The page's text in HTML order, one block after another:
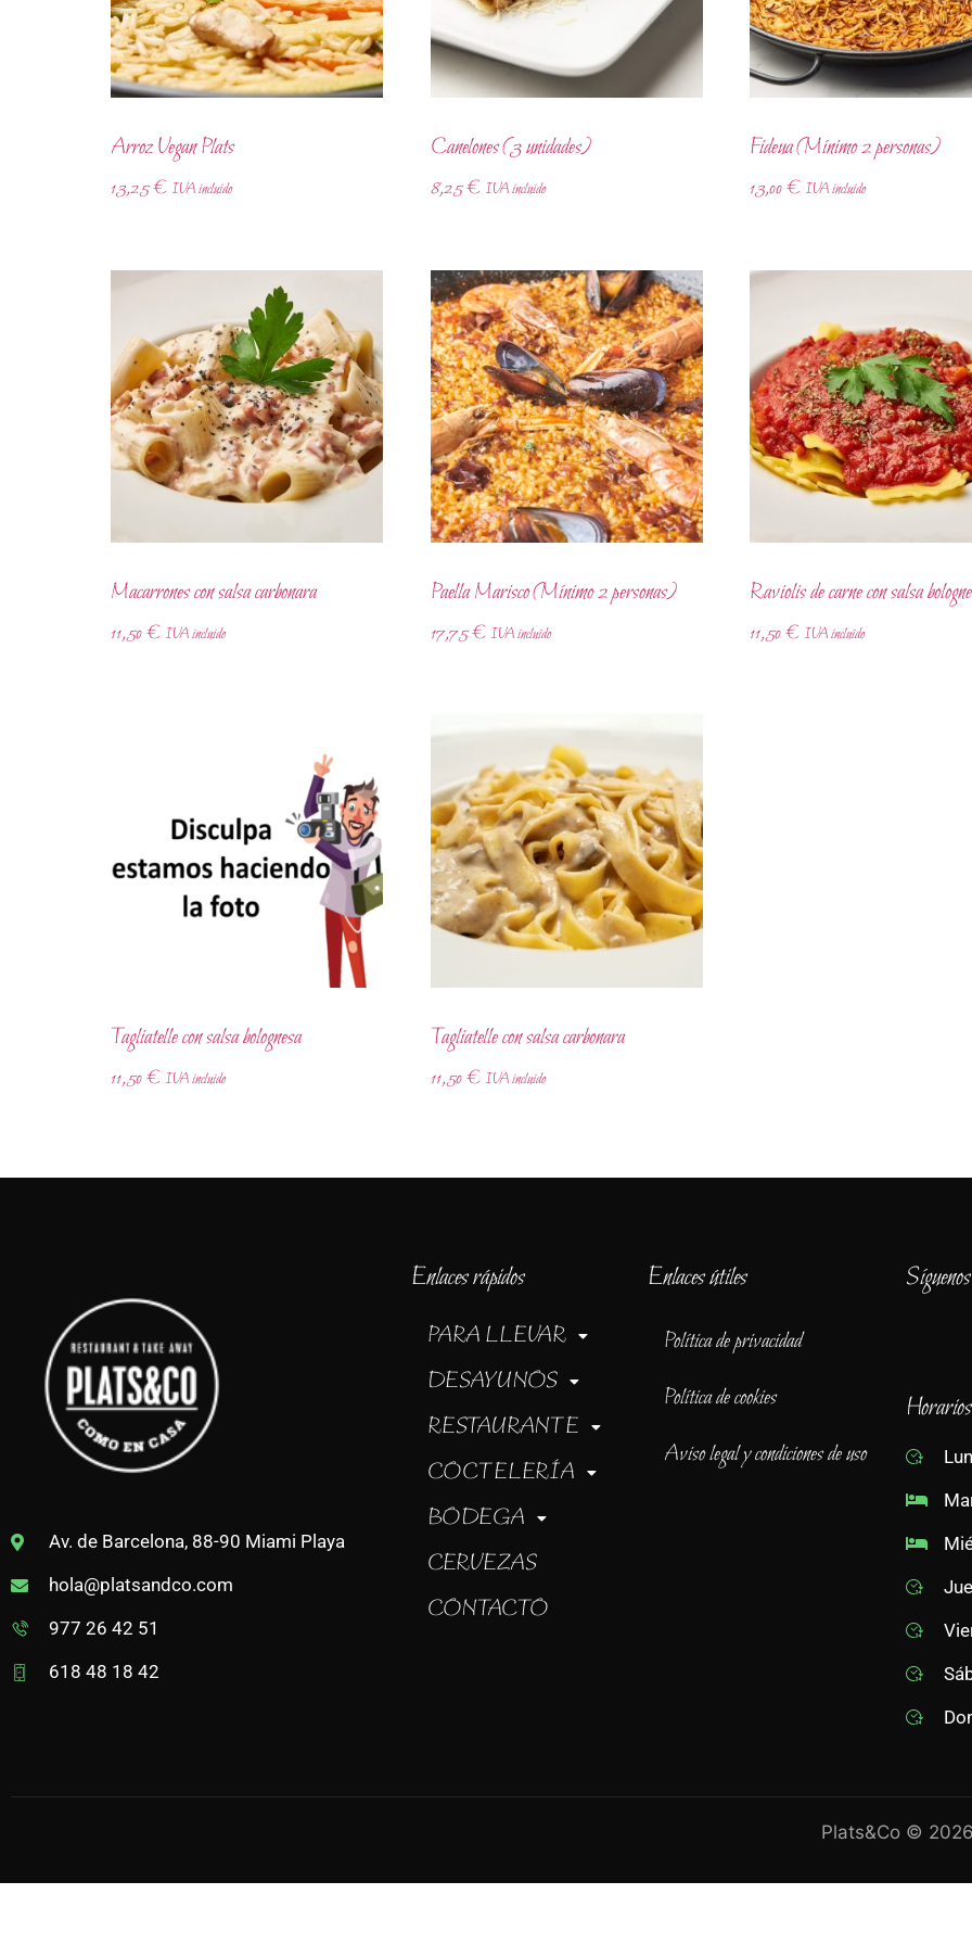
Arroz Vegan Plats
13,25€ IVA incluido
Canelones (3 unidades)
8,25€ IVA incluido
Fideua (Mínimo 2 personas)
13,00€ IVA incluido
Macarrones con salsa carbonara
11,50€ IVA incluido
Paella Marisco (Mínimo 2 personas)
17,75€ IVA incluido
Raviolis de carne con salsa
11,50€ IVA incluido
Tagliatelle con salsa bolognesa
11,50€ IVA incluido
Tagliatelle con salsa carbonara
11,50€ IVA incluido
Av. de Barcelona, 88-90 Miami Playa
hola@platsandco.com
977 26 42 51
618 48 18 42
Enlaces rápidos
PARA LLEVAR
DESAYUNOS
RESTAURANTE
COCTELERÍA
BODEGA
CERVEZAS
CONTACTO
Enlaces útiles
Política de privacidad
Política de cookies
Aviso legal y condiciones de uso
Síguenos
Horarios
Plats&Co ©